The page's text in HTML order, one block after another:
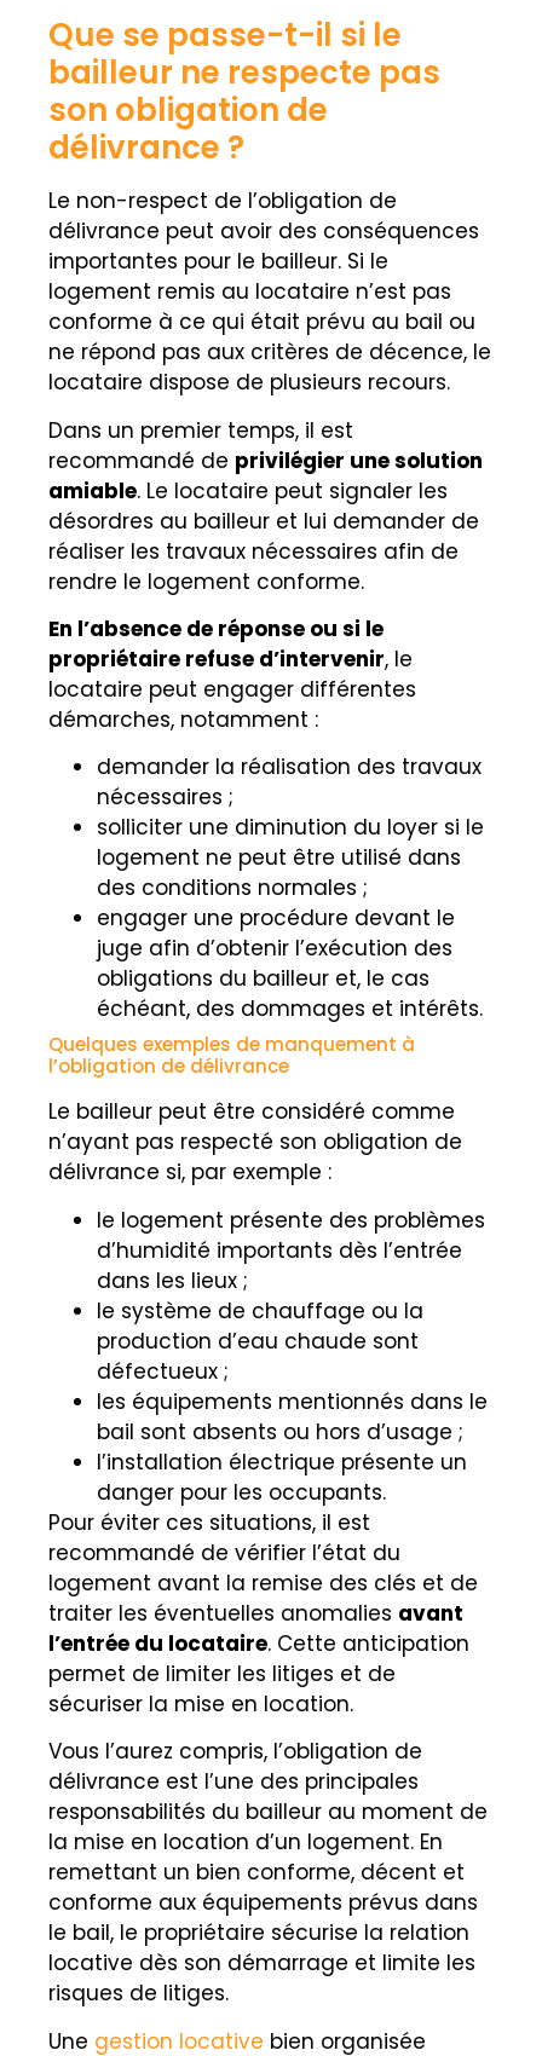
Que se passe-t-il si le
bailleur ne respecte pas
son obligation de
délivrance ?
Le non-respect de l’obligation de
délivrance peut avoir des conséquences
importantes pour le bailleur. Si le
logement remis au locataire n’est pas
conforme à ce qui était prévu au bail ou
ne répond pas aux critères de décence, le
locataire dispose de plusieurs recours.
Dans un premier temps, il est
recommandé de privilégier une solution
amiable. Le locataire peut signaler les
désordres au bailleur et lui demander de
réaliser les travaux nécessaires afin de
rendre le logement conforme.
En l’absence de réponse ou si le
propriétaire refuse d’intervenir, le
locataire peut engager différentes
démarches, notamment :
demander la réalisation des travaux
nécessaires ;
solliciter une diminution du loyer si le
logement ne peut être utilisé dans
des conditions normales ;
engager une procédure devant le
juge afin d’obtenir l’exécution des
obligations du bailleur et, le cas
échéant, des dommages et intérêts.
Quelques exemples de manquement à
l’obligation de délivrance
Le bailleur peut être considéré comme
n’ayant pas respecté son obligation de
délivrance si, par exemple :
le logement présente des problèmes
d’humidité importants dès l’entrée
dans les lieux ;
le système de chauffage ou la
production d’eau chaude sont
défectueux ;
les équipements mentionnés dans le
bail sont absents ou hors d’usage ;
l’installation électrique présente un
danger pour les occupants.
Pour éviter ces situations, il est
recommandé de vérifier l’état du
logement avant la remise des clés et de
traiter les éventuelles anomalies avant
l’entrée du locataire. Cette anticipation
permet de limiter les litiges et de
sécuriser la mise en location.
Vous l’aurez compris, l’obligation de
délivrance est l’une des principales
responsabilités du bailleur au moment de
la mise en location d’un logement. En
remettant un bien conforme, décent et
conforme aux équipements prévus dans
le bail, le propriétaire sécurise la relation
locative dès son démarrage et limite les
risques de litiges.
Une gestion locative bien organisée